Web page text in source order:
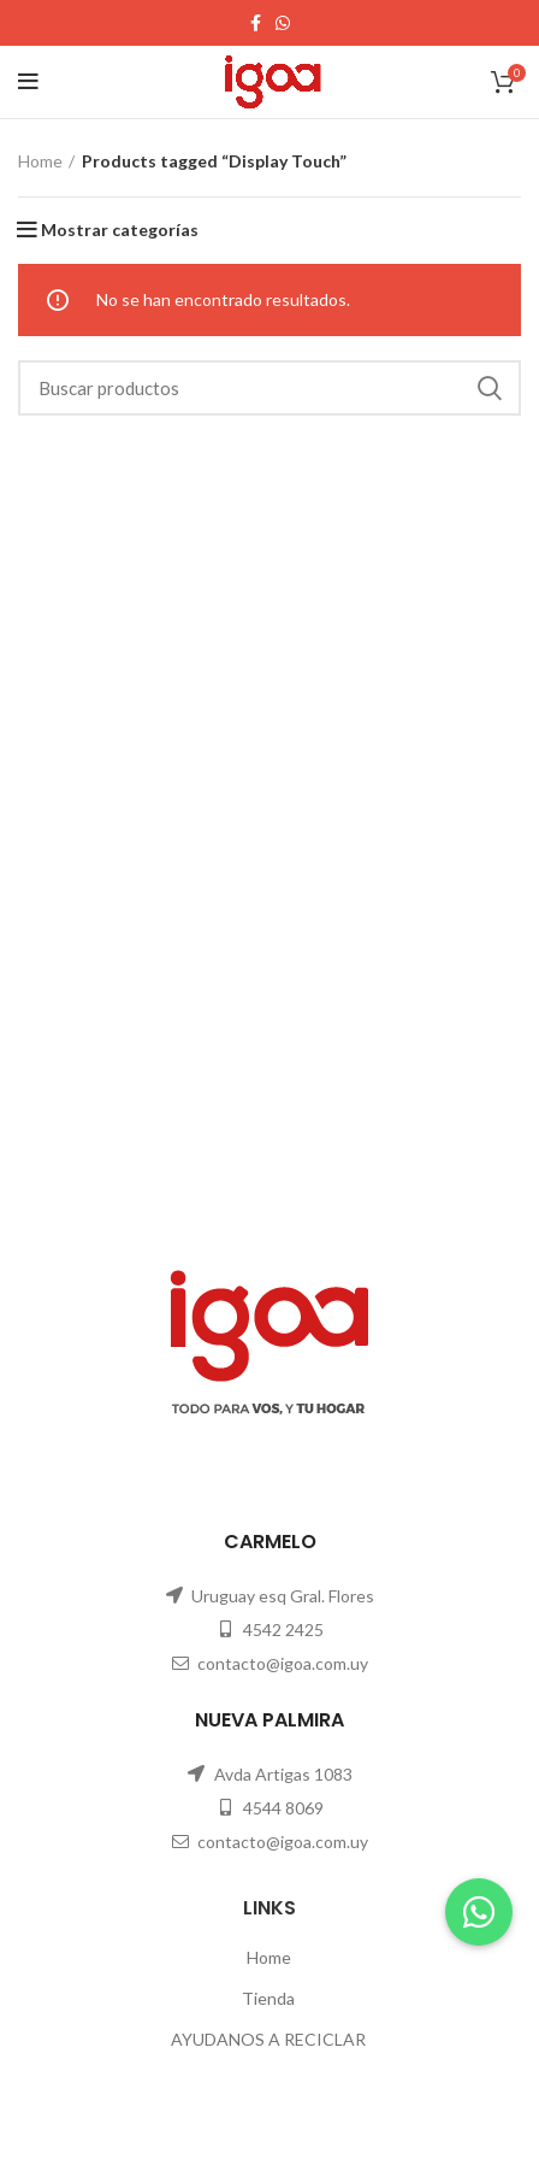
0
Home Products tagged “Display Touch”
Mostrar categorías
No se han encontrado resultados.
CARMELO
Uruguay esq Gral. Flores
4542 2425
contacto@igoa.com.uy
NUEVA PALMIRA
Avda Artigas 1083
4544 8069
contacto@igoa.com.uy
LINKS
Home
Tienda
AYUDANOS A RECICLAR